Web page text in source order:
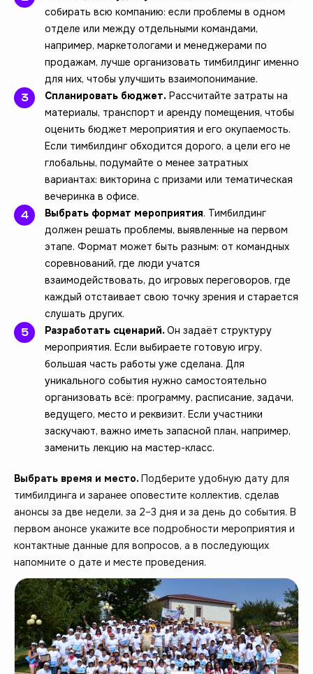
собирать всю компанию: если проблемы в одном
отделе или между отдельными командами,
например, маркетологами и менеджерами по
продажам, лучше организовать тимбилдинг именно
для них, чтобы улучшить взаимопонимание.
Спланировать бюджет. Рассчитайте затраты на
материалы, транспорт и аренду помещения, чтобы
оценить бюджет мероприятия и его окупаемость.
Если тимбилдинг обходится дорого, а цели его не
глобальны, подумайте о менее затратных
вариантах: викторина с призами или тематическая
вечеринка в офисе.
Выбрать формат мероприятия. Тимбилдинг
должен решать проблемы, выявленные на первом
этапе. Формат может быть разным: от командных
соревнований, где люди учатся
взаимодействовать, до игровых переговоров, где
каждый отстаивает свою точку зрения и старается
слушать других.
Разработать сценарий. Он задаёт структуру
мероприятия. Если выбираете готовую игру,
большая часть работы уже сделана. Для
уникального события нужно самостоятельно
организовать всё: программу, расписание, задачи,
ведущего, место и реквизит. Если участники
заскучают, важно иметь запасной план, например,
заменить лекцию на мастер-класс.
Выбрать время и место. Подберите удобную дату для
тимбилдинга и заранее оповестите коллектив, сделав
анонсы за две недели, за 2–3 дня и за день до события. В
первом анонсе укажите все подробности мероприятия и
контактные данные для вопросов, а в последующих
напомните о дате и месте проведения.